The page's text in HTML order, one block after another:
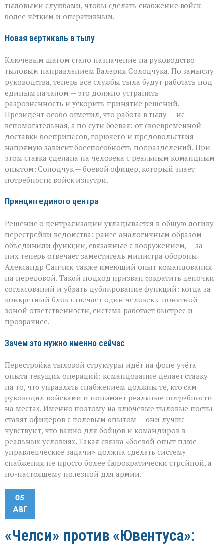
тыловыми службами, чтобы сделать снабжение войск
более чётким и оперативным.
Новая вертикаль в тылу
Ключевым шагом стало назначение на руководство
тыловым направлением Валерия Солодчука. По замыслу
руководства, теперь все службы тыла будут работать под
единым началом — это должно устранить
разрозненность и ускорить принятие решений.
Президент особо отметил, что работа в тылу — не
вспомогательная, а по сути боевая: от своевременной
доставки боеприпасов, горючего и продовольствия
напрямую зависит боеспособность подразделений. При
этом ставка сделана на человека с реальным командным
опытом: Солодчук — боевой офицер, который знает
потребности войск изнутри.
Принцип единого центра
Решение о централизации укладывается в общую логику
перестройки ведомства: ранее аналогичным образом
объединили функции, связанные с вооружением, — за
них теперь отвечает заместитель министра обороны
Александр Санчик, также имеющий опыт командования
на передовой. Такой подход призван сократить цепочки
согласований и убрать дублирование функций: когда за
конкретный блок отвечает один человек с понятной
зоной ответственности, система работает быстрее и
прозрачнее.
Зачем это нужно именно сейчас
Перестройка тыловой структуры идёт на фоне учёта
опыта текущих операций: командование делает ставку
на то, что управлять снабжением должны те, кто сам
руководил войсками и понимает реальные потребности
на местах. Именно поэтому на ключевые тыловые посты
ставят офицеров с полевым опытом — они лучше
чувствуют, что важно для бойцов и командиров в
реальных условиях. Такая связка «боевой опыт плюс
управленческие задачи» должна сделать систему
снабжения не просто более бюрократически стройной, а
по-настоящему полезной для армии.
05
АВГ
«Челси» против «Ювентуса»: